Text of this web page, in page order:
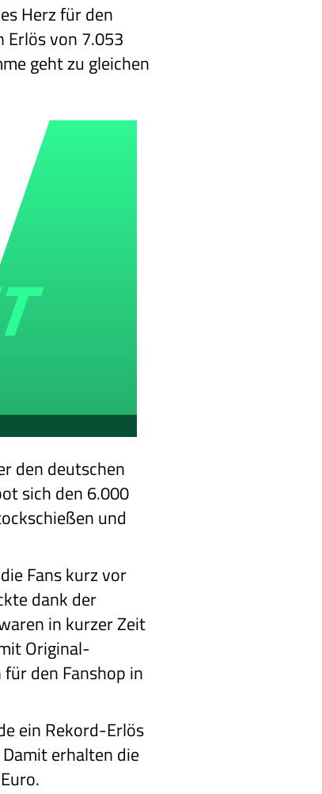
Herz für den
Erlös von 7.053
geht zu gleichen
den deutschen
sich den 6.000
und
Fans kurz vor
dank der
in kurzer Zeit
Original-
den Fanshop in
ein Rekord-Erlös
erhalten die